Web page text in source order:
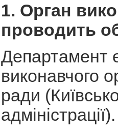
1. Орган
проводить
Департамент
виконавчого
ради
адміністрації).